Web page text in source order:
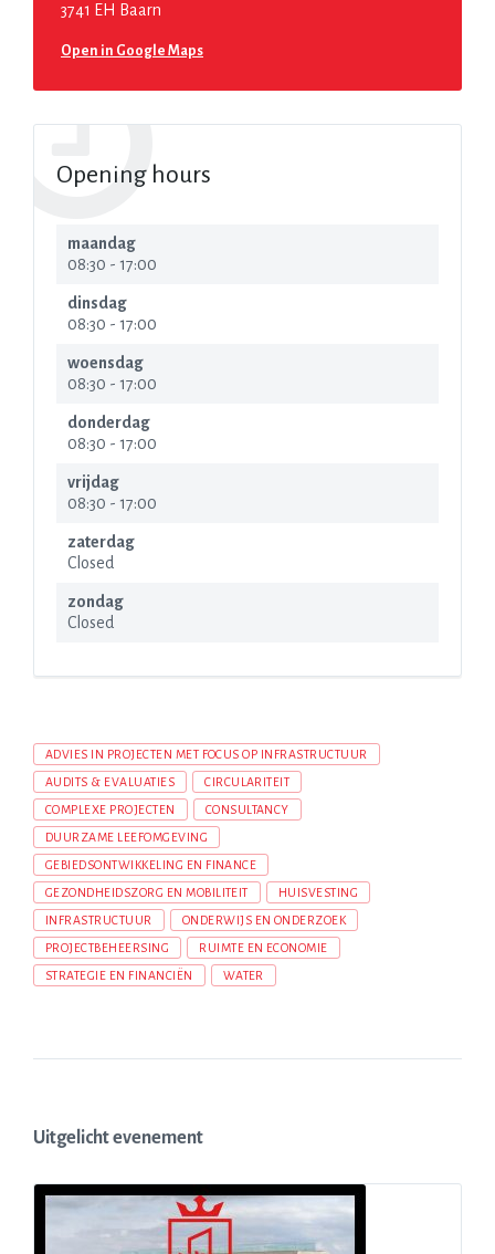
3741 EH Baarn
Open in Google Maps
Opening hours
maandag
08:30 - 17:00
dinsdag
08:30 - 17:00
woensdag
08:30 - 17:00
donderdag
08:30 - 17:00
vrijdag
08:30 - 17:00
zaterdag
Closed
zondag
Closed
ADVIES IN PROJECTEN MET FOCUS OP INFRASTRUCTUUR
AUDITS & EVALUATIES CIRCULARITEIT
COMPLEXE PROJECTEN CONSULTANCY
DUURZAME LEEFOMGEVING
GEBIEDSONTWIKKELING EN FINANCE
GEZONDHEIDSZORG EN MOBILITEIT HUISVESTING
INFRASTRUCTUUR ONDERWIJS EN ONDERZOEK
PROJECTBEHEERSING RUIMTE EN ECONOMIE
STRATEGIE EN FINANCIËN WATER
Uitgelicht evenement